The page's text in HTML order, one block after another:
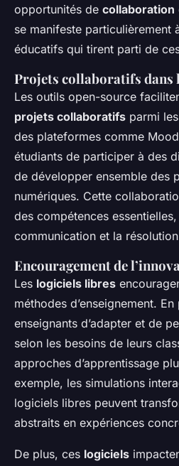
opportunités de collaboration
se manifeste particulièrement
éducatifs qui tirent parti de
Projets collaboratifs dans
Les outils open-source
projets collaboratifs parmi
des plateformes comme
étudiants de participer à des
de développer ensemble des
numériques. Cette
des compétences
communication et la
Encouragement de
Les logiciels libres
méthodes d’enseignement.
enseignants d’adapter et de
selon les besoins de leurs
approches d’apprentissage
exemple, les simulations
logiciels libres peuvent
abstraits en expériences
De plus, ces logiciels